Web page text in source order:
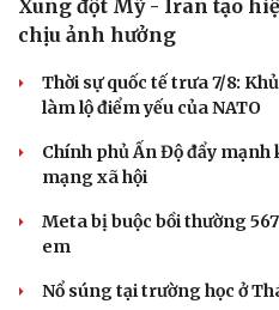
Xung đột Mỹ - Iran tạo
chịu ảnh hưởng
Thời sự quốc tế trưa 7/8:
làm lộ điểm yếu của NATO
Chính phủ Ấn Độ đẩy
mạng xã hội
Meta bị buộc bồi thường
em
Nổ súng tại trường học ở